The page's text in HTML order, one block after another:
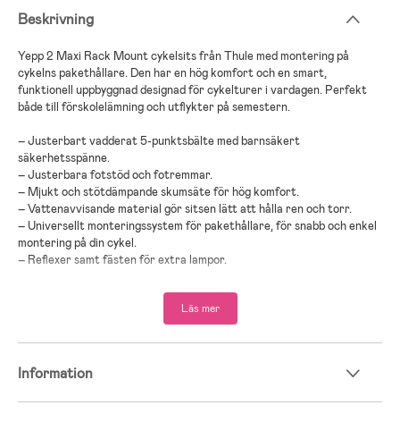
Beskrivning
Yepp 2 Maxi Rack Mount cykelsits från Thule med montering på
cykelns pakethållare. Den har en hög komfort och en smart,
funktionell uppbyggnad designad för cykelturer i vardagen. Perfekt
både till förskolelämning och utflykter på semestern.
– Justerbart vadderat 5-punktsbälte med barnsäkert
säkerhetsspänne.
– Justerbara fotstöd och fotremmar.
– Mjukt och stötdämpande skumsäte för hög komfort.
– Vattenavvisande material gör sitsen lätt att hålla ren och torr.
– Universellt monteringssystem för pakethållare, för snabb och enkel
montering på din cykel.
– Reflexer samt fästen för extra lampor.
– Rekommenderad ålder: Från 9 månader.
Läs mer
Information